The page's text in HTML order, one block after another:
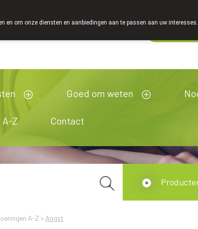
Goed om weten
Z Contact
A-Z > Angst
en om onze diensten en aanbiedingen aan te passen aan uw